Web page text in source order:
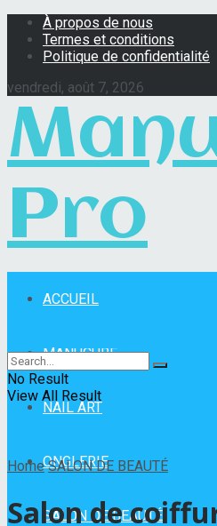
À propos de nous
Termes et conditions
Politique de confidentialité
vendredi, août 7, 2026
Pro
ACCUEIL
MANUCURE
NAIL ART
ONGLERIE
SALON DE BEAUTÉ
No Result
View All Result
Home SALON DE BEAUTÉ
Salon de